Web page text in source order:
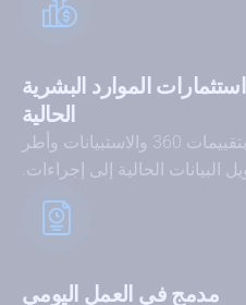
الموارد البشرية
الحالية
اربط Blended Leading بتقييمات 360 والاستبيانات وأطر
البيانات الحالية إلى إجراءات.
مدمج في العمل اليومي